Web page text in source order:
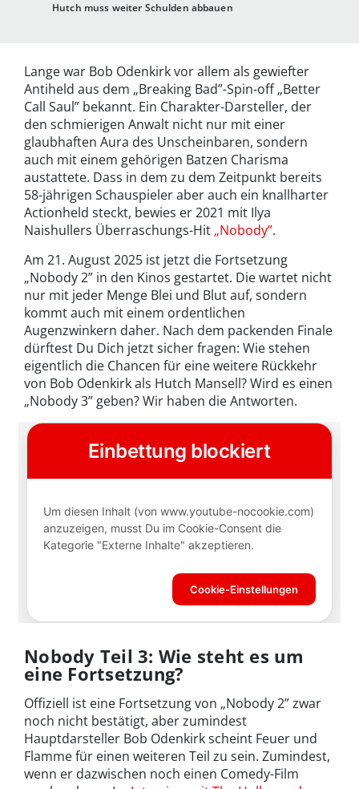
Hutch muss weiter Schulden abbauen
Lange war Bob Odenkirk vor allem als gewiefter
Antiheld aus dem „Breaking Bad”-Spin-off „Better
Call Saul” bekannt. Ein Charakter-Darsteller, der
den schmierigen Anwalt nicht nur mit einer
glaubhaften Aura des Unscheinbaren, sondern
auch mit einem gehörigen Batzen Charisma
austattete. Dass in dem zu dem Zeitpunkt bereits
58-jährigen Schauspieler aber auch ein knallharter
Actionheld steckt, bewies er 2021 mit Ilya
Naishullers Überraschungs-Hit „Nobody”.
Am 21. August 2025 ist jetzt die Fortsetzung
„Nobody 2” in den Kinos gestartet. Die wartet nicht
nur mit jeder Menge Blei und Blut auf, sondern
kommt auch mit einem ordentlichen
Augenzwinkern daher. Nach dem packenden Finale
dürftest Du Dich jetzt sicher fragen: Wie stehen
eigentlich die Chancen für eine weitere Rückkehr
von Bob Odenkirk als Hutch Mansell? Wird es einen
„Nobody 3” geben? Wir haben die Antworten.
Nobody Teil 3: Wie steht es um
eine Fortsetzung?
Offiziell ist eine Fortsetzung von „Nobody 2” zwar
noch nicht bestätigt, aber zumindest
Hauptdarsteller Bob Odenkirk scheint Feuer und
Flamme für einen weiteren Teil zu sein. Zumindest,
wenn er dazwischen noch einen Comedy-Film